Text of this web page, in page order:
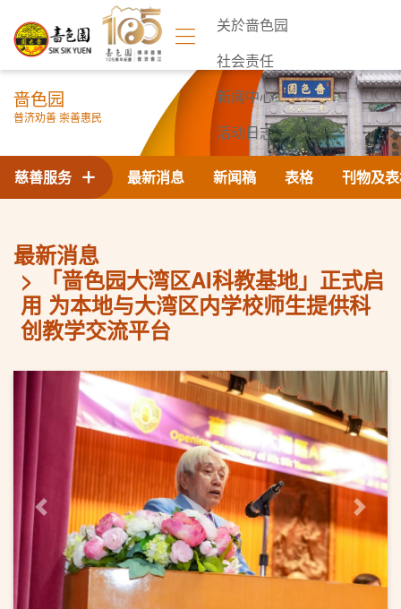
关於啬色园
社会责任
新闻中心
活动日志
联络我们
啬色园
普济劝善 崇善惠民
最新消息 新闻稿 表格 刊物及
慈善服务
最新消息
「啬色园大湾区AI科教基地」正式启
用 为本地与大湾区内学校师生提供科
创教学交流平台
上一页 下一页